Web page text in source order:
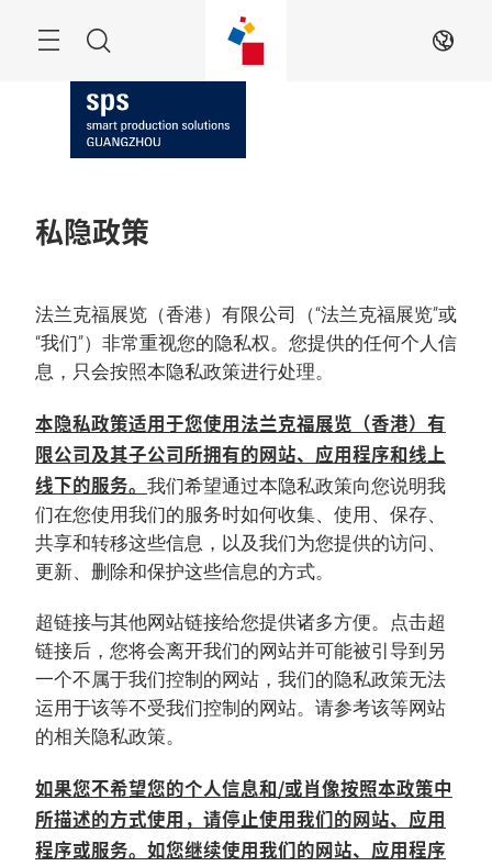
索
ZH
私隐政策
法兰克福展览（香港）有限公司（“法兰克福展览”或
“我们”）非常重视您的隐私权。您提供的任何个人信
息，只会按照本隐私政策进行处理。
本隐私政策适用于您使用法兰克福展览（香港）有
限公司及其子公司所拥有的网站、应用程序和线上
线下的服务。 我们希望通过本隐私政策向您说明我
们在您使用我们的服务时如何收集、使用、保存、
共享和转移这些信息，以及我们为您提供的访问、
更新、删除和保护这些信息的方式。
超链接与其他网站链接给您提供诸多方便。点击超
链接后，您将会离开我们的网站并可能被引导到另
一个不属于我们控制的网站，我们的隐私政策无法
运用于该等不受我们控制的网站。请参考该等网站
的相关隐私政策。
如果您不希望您的个人信息和/或肖像按照本政策中
所描述的方式使用，请停止使用我们的网站、应用
程序或服务。如您继续使用我们的网站、应用程序